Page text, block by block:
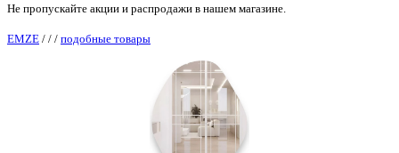
Не пропускайте акции и распродажи в нашем магазине.
EMZE / / / подобные товары